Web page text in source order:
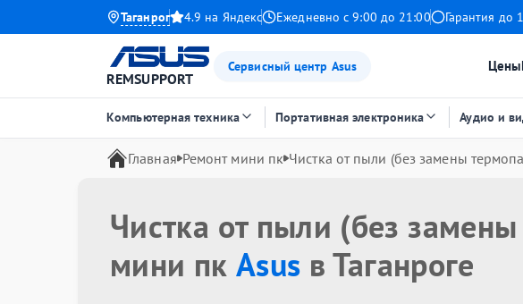
Таганрог 4.9 на Яндекс Ежедневно с 9:00 до 21:00 Гарантия до
REMSUPPORT
Сервисный центр Asus Цены
Компьютерная техника Портативная электроника Аудио и
Главная Ремонт мини пк Чистка от пыли (без замены
Чистка от пыли (без
мини пк Asus в Таганроге